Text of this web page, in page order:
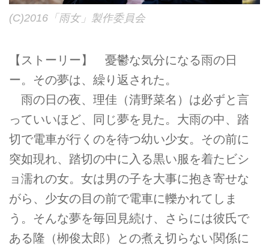
(C)2016「雨女」製作委員会
【ストーリー】 憂鬱な気分になる雨の日
ー。その夢は、繰り返された。
雨の日の夜、理佳（清野菜名）は必ずと言
っていいほど、同じ夢を見た。大雨の中、踏
切で電車が行くのを待つ幼い少女。その前に
突如現れ、踏切の中に入る黒い服を着たビシ
ョ濡れの女。女は男の子を大事に抱き寄せな
がら、少女の目の前で電車に轢かれてしま
う。そんな夢を毎回見続け、さらには彼氏で
ある隆（栁俊太郎）との煮え切らない関係に